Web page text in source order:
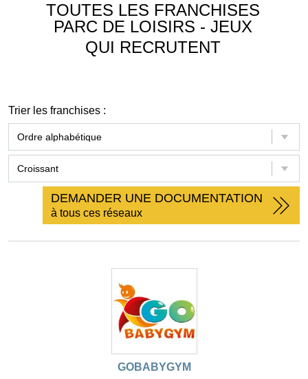
TOUTES LES FRANCHISES
PARC DE LOISIRS - JEUX
QUI RECRUTENT
Trier les franchises :
DEMANDER UNE DOCUMENTATION
à tous ces réseaux
GOBABYGYM